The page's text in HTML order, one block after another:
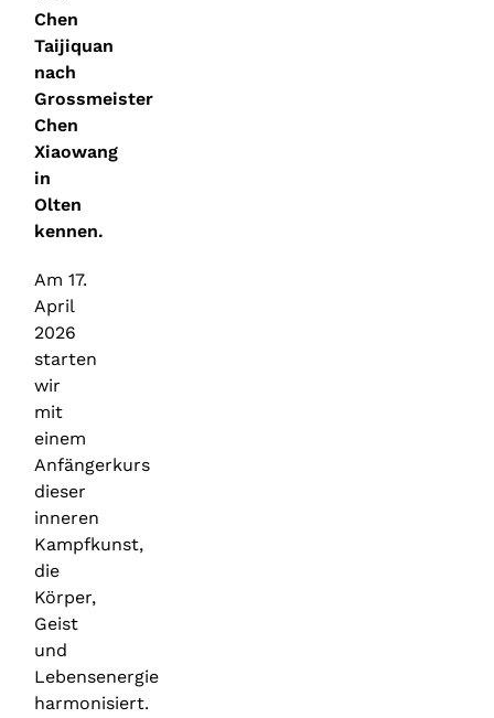
Chen
Taijiquan
nach
Grossmeister
Chen
Xiaowang
in
Olten
kennen.
Am 17.
April
2026
starten
wir
mit
einem
Anfängerkurs
dieser
inneren
Kampfkunst,
die
Körper,
Geist
und
Lebensenergie
harmonisiert.